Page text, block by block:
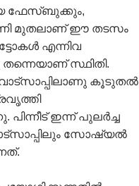
ഫേസ്ബുക്കും,
മണി മുതലാണ് ഈ തടസം
എന്നിവ
സ്ഥിതി.
വാട്സാപ്പിലാണു കൂടുതല്‍
ഇന്ന് പുലര്‍ച്ച
സോഷ്യല്‍